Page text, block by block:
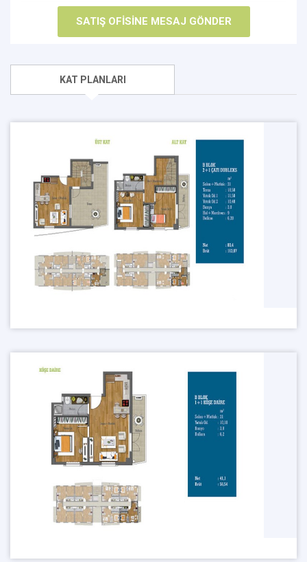
KAT PLANLARI